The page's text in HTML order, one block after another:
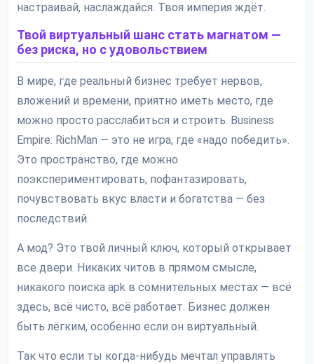
настраивай, наслаждайся. Твоя империя ждёт.
Твой виртуальный шанс стать магнатом —
без риска, но с удовольствием
В мире, где реальный бизнес требует нервов,
вложений и времени, приятно иметь место, где
можно просто расслабиться и строить. Business
Empire: RichMan — это не игра, где «надо победить».
Это пространство, где можно
поэкспериментировать, пофантазировать,
почувствовать вкус власти и богатства — без
последствий.
А мод? Это твой личный ключ, который открывает
все двери. Никаких читов в прямом смысле,
никакого поиска apk в сомнительных местах — всё
здесь, всё чисто, всё работает. Бизнес должен
быть лёгким, особенно если он виртуальный.
Так что если ты когда-нибудь мечтал управлять